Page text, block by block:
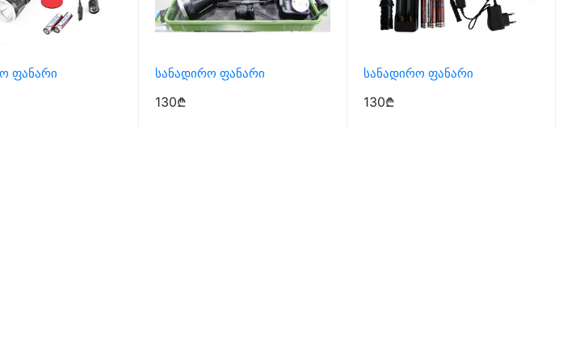
Ფანარი Სანადირო Ფანარი
130₾
Სანადირო Ფანარი
130₾